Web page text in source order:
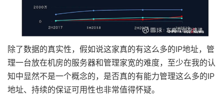
除了数据的真实性，假如说这家真的有这么多的IP地址，管
理一台放在机房的服务器和管理家宽的难度，至少在我的认
知中显然不是一个概念的，是否真的有能力管理这么多的IP
地址、持续的保证可用性也非常值得怀疑。